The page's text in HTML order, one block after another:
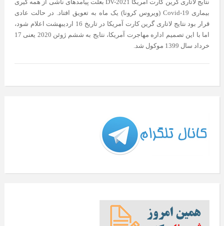
نتایج لاتاری گرین کارت آمریکا DV-2021 بعلت پیامدهای ناشی از همه گیری
بیماری Covid-19 (ویروس کرونا) یک ماه به تعویق افتاد. در حالت عادی
قرار بود نتایج لاتاری گرین کارت آمریکا در تاریخ 16 اردیبهشت اعلام شود،
اما با این تصمیم اداره مهاجرت آمریکا، نتایج به ششم ژوئن 2020 یعنی 17
خرداد سال 1399 موکول شد.